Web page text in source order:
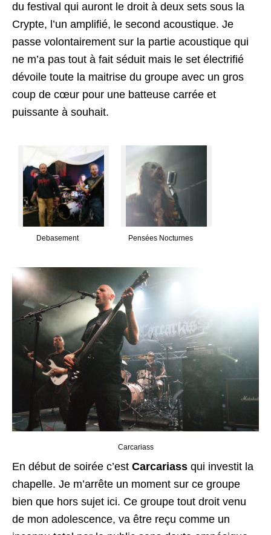
du festival qui auront le droit à deux sets sous la
Crypte, l’un amplifié, le second acoustique. Je
passe volontairement sur la partie acoustique qui
ne m’a pas tout à fait séduit mais le set électrifié
dévoile toute la maitrise du groupe avec un gros
coup de cœur pour une batteuse carrée et
puissante à souhait.
Debasement Pensées Nocturnes
Carcariass
En début de soirée c’est Carcariass qui investit la
chapelle. Je m’arrête un moment sur ce groupe
bien que hors sujet ici. Ce groupe tout droit venu
de mon adolescence, va être reçu comme un